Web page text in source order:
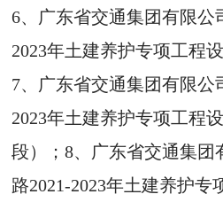
6、广东省交通集团有限公
2023年土建养护专项工程
7、广东省交通集团有限公
2023年土建养护专项工程
段）；8、广东省交通集团
路2021-2023年土建养护专